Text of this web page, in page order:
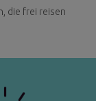
die frei reisen